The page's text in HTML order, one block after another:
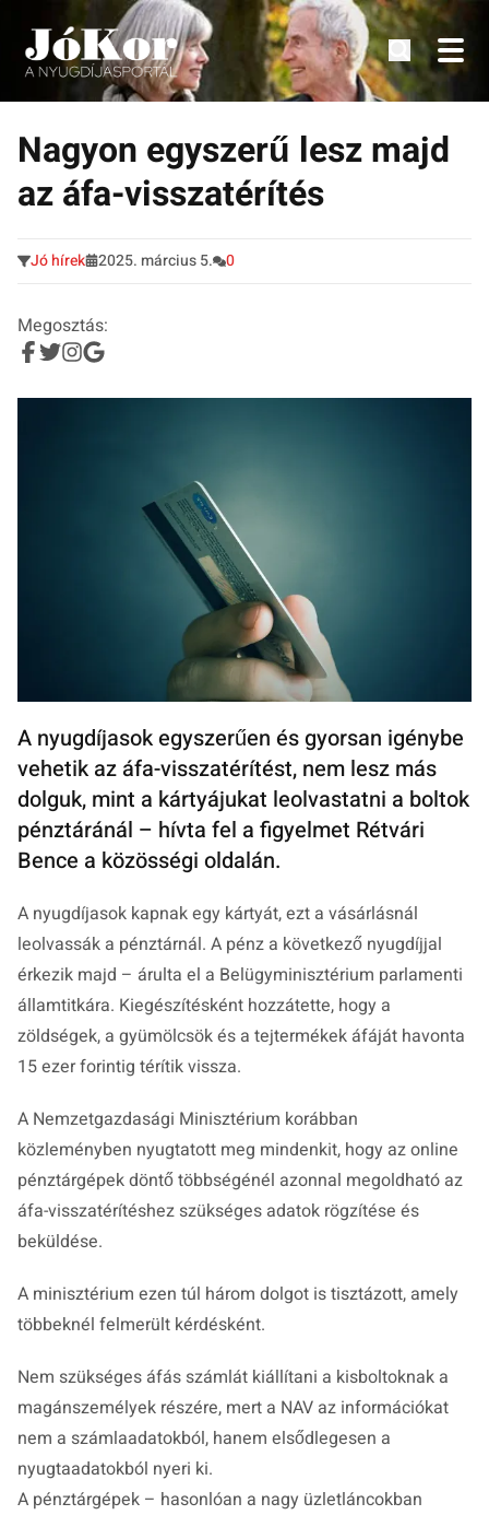
Tovább
tartalomra
Tudnivalók, érdekességek idősek számára.
Nagyon egyszerű lesz majd
az áfa-visszatérítés
Jó hírek 2025. március 5. 0
Megosztás:
A nyugdíjasok egyszerűen és gyorsan igénybe
vehetik az áfa-visszatérítést, nem lesz más
dolguk, mint a kártyájukat leolvastatni a boltok
pénztáránál – hívta fel a figyelmet Rétvári
Bence a közösségi oldalán.
A nyugdíjasok kapnak egy kártyát, ezt a vásárlásnál
leolvassák a pénztárnál. A pénz a következő nyugdíjjal
érkezik majd – árulta el a Belügyminisztérium parlamenti
államtitkára. Kiegészítésként hozzátette, hogy a
zöldségek, a gyümölcsök és a tejtermékek áfáját havonta
15 ezer forintig térítik vissza.
A Nemzetgazdasági Minisztérium korábban
közleményben nyugtatott meg mindenkit, hogy az online
pénztárgépek döntő többségénél azonnal megoldható az
áfa-visszatérítéshez szükséges adatok rögzítése és
beküldése.
A minisztérium ezen túl három dolgot is tisztázott, amely
többeknél felmerült kérdésként.
Nem szükséges áfás számlát kiállítani a kisboltoknak a
magánszemélyek részére, mert a NAV az információkat
nem a számlaadatokból, hanem elsődlegesen a
nyugtaadatokból nyeri ki.
A pénztárgépek – hasonlóan a nagy üzletláncokban